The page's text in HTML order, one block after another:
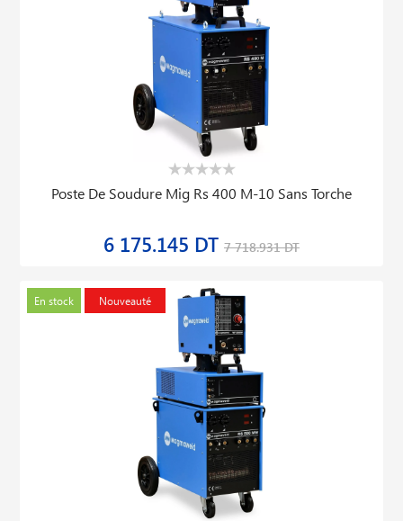
Poste De Soudure Mig Rs 400 M-10 Sans Torche
6 175.145 DT 7 718.931 DT
En stock Nouveauté